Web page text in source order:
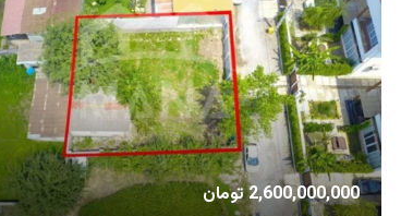
2,600,000,000 تومان